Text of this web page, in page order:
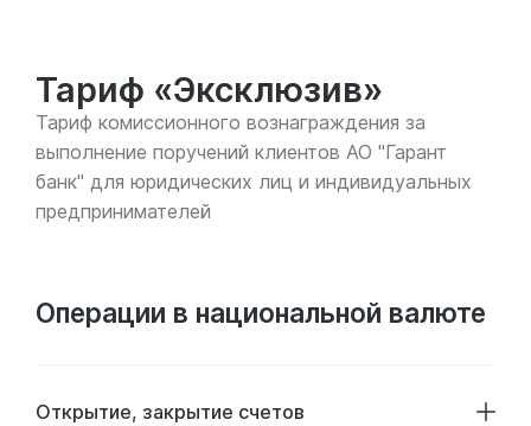
Тариф «Эксклюзив»
Тариф комиссионного вознаграждения за
выполнение поручений клиентов АО "Гарант
банк" для юридических лиц и индивидуальных
предпринимателей
Операции в национальной валюте
Открытие, закрытие счетов